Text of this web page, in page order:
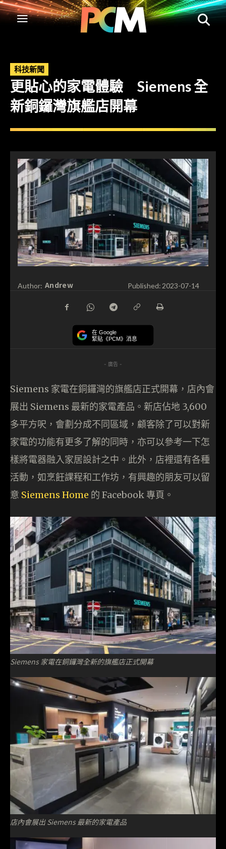
科技新聞
更貼心的家電體驗 Siemens 全
新銅鑼灣旗艦店開幕
Author: Andrew Published: 2023-07-14
在 Google
緊貼《PCM》消息
- 廣告 -
Siemens 家電在銅鑼灣的旗艦店正式開幕，店內會
展出 Siemens 最新的家電產品。新店佔地 3,600
多平方呎，會劃分成不同區域，顧客除了可以對新
家電的功能有更多了解的同時，亦可以參考一下怎
樣將電器融入家居設計之中。此外，店裡還有各種
活動，如烹飪課程和工作坊，有興趣的朋友可以留
意 Siemens Home 的 Facebook 專頁。
Siemens 家電在銅鑼灣全新的旗艦店正式開幕
店內會展出 Siemens 最新的家電產品